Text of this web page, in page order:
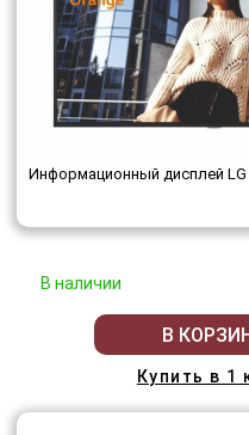
Информационный дисплей LG
В наличии
В
Купить в 1